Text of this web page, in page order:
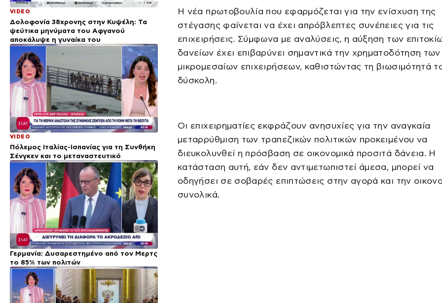
VIDEO
Δολοφονία 38χρονης στην Κυψέλη: Τα
ψεύτικα μηνύματα του Αφγανού
αποκάλυψε η γυναίκα του
VIDEO
Πόλεμος Ιταλίας-Ισπανίας για τη Συνθήκη
Σένγκεν και το μεταναστευτικό
Γερμανία: Δυσαρεστημένο από τον Μερτς
το 85% των πολιτών
Η νέα πρωτοβουλία που εφαρμόζεται για την ενίσχυση της
στέγασης φαίνεται να έχει απρόβλεπτες συνέπειες για τις
επιχειρήσεις. Σύμφωνα με αναλύσεις, η αύξηση των
δανείων έχει επιβαρύνει σημαντικά την χρηματοδότηση των
μικρομεσαίων επιχειρήσεων, καθιστώντας τη βιωσιμότητά
δύσκολη.
Οι επιχειρηματίες εκφράζουν ανησυχίες για την αναγκαία
μεταρρύθμιση των τραπεζικών πολιτικών προκειμένου να
διευκολυνθεί η πρόσβαση σε οικονομικά προσιτά δάνεια. Η
κατάσταση αυτή, εάν δεν αντιμετωπιστεί άμεσα, μπορεί να
οδηγήσει σε σοβαρές επιπτώσεις στην αγορά και την
συνολικά.